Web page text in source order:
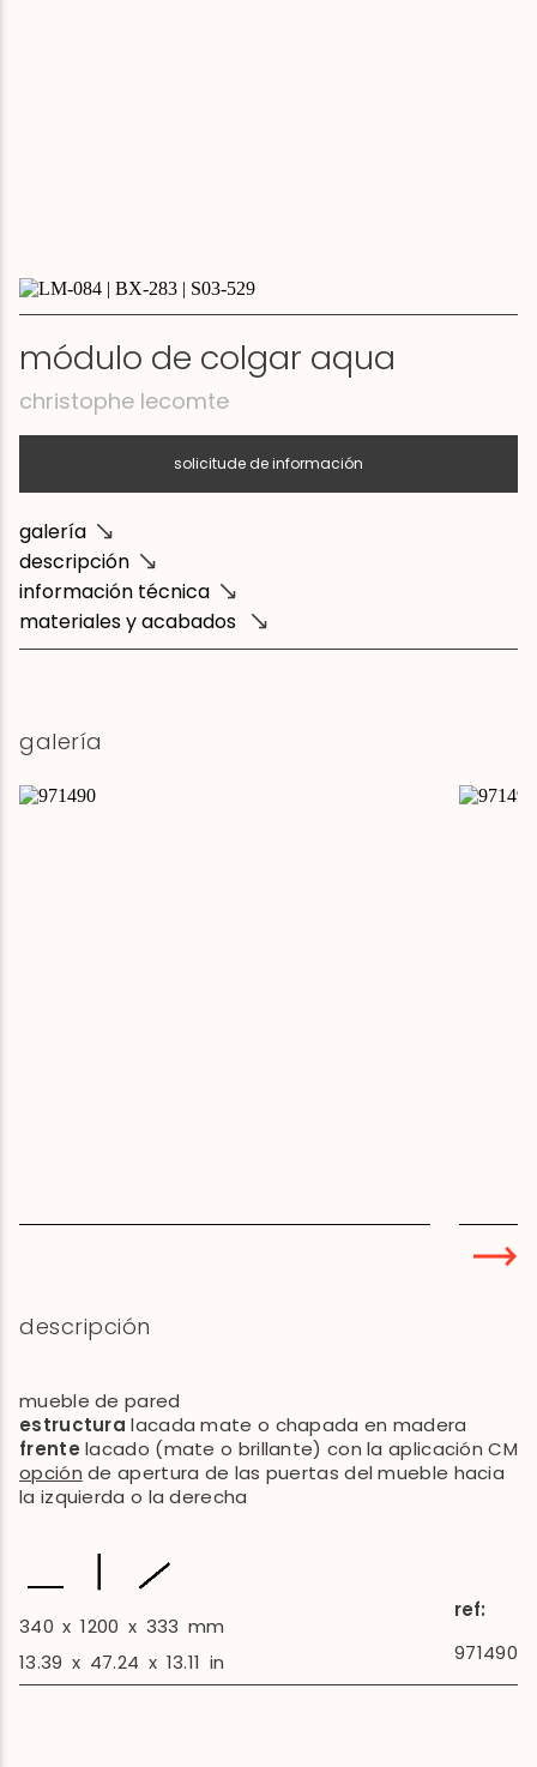
módulo de colgar aqua
christophe lecomte
solicitude de información
galería
descripción
información técnica
materiales y acabados
galería
descripción
mueble de pared
estructuralacada mate o chapada en madera
frentelacado (mate o brillante) con la aplicación CM
opción de apertura de las puertas del mueble hacia
la izquierda o la derecha
340 x 1200 x 333 mm
13.39 x 47.24 x 13.11 in
ref:
971490